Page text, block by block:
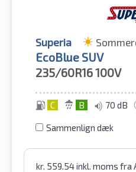
Superia
EcoBlue SUV
235/60R16100V
C B 70 dB
Sammenlign dæk
kr. 559.54inkl. moms fra